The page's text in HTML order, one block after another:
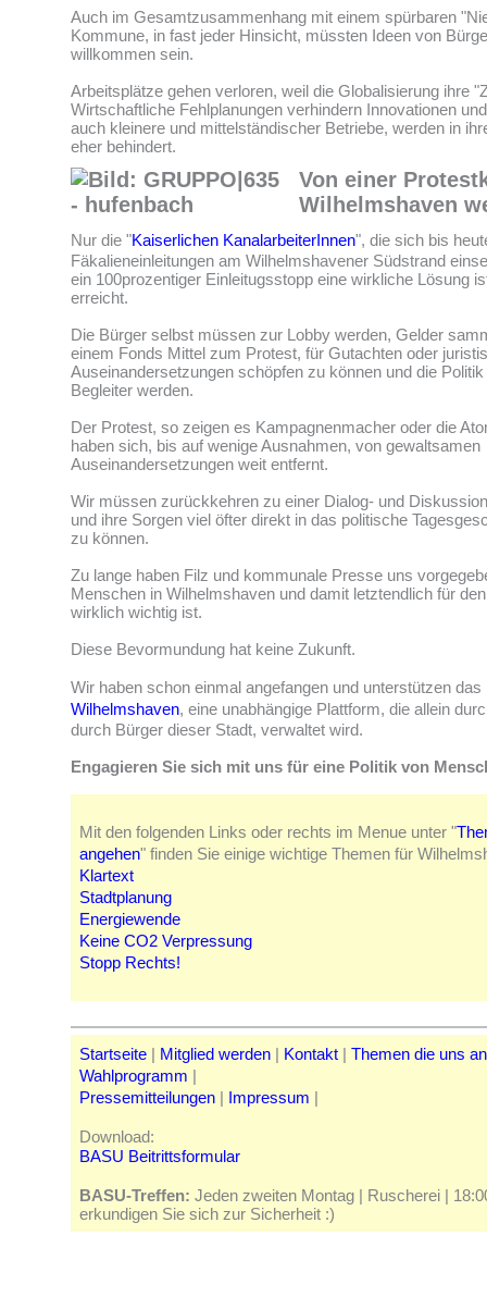
Auch im Gesamtzusammenhang mit einem spürbaren
Kommune, in fast jeder Hinsicht, müssten Ideen von
willkommen sein.
Arbeitsplätze gehen verloren, weil die Globalisierung ihre
Wirtschaftliche Fehlplanungen verhindern Innovationen
auch kleinere und mittelständischer Betriebe, werden in
eher behindert.
Von einer
Wilhelmshaven
Nur die "Kaiserlichen KanalarbeiterInnen", die sich bis
Fäkalieneinleitungen am Wilhelmshavener Südstrand
ein 100prozentiger Einleitugsstopp eine wirkliche Lösung
erreicht.
Die Bürger selbst müssen zur Lobby werden, Gelder
einem Fonds Mittel zum Protest, für Gutachten oder
Auseinandersetzungen schöpfen zu können und die
Begleiter werden.
Der Protest, so zeigen es Kampagnenmacher oder die
haben sich, bis auf wenige Ausnahmen, von gewaltsamen
Auseinandersetzungen weit entfernt.
Wir müssen zurückkehren zu einer Dialog- und
und ihre Sorgen viel öfter direkt in das politische
zu können.
Zu lange haben Filz und kommunale Presse uns
Menschen in Wilhelmshaven und damit letztendlich für
wirklich wichtig ist.
Diese Bevormundung hat keine Zukunft.
Wir haben schon einmal angefangen und unterstützen
Wilhelmshaven, eine unabhängige Plattform, die allein
durch Bürger dieser Stadt, verwaltet wird.
Engagieren Sie sich mit uns für eine Politik von
Mit den folgenden Links oder rechts im Menue unter "
angehen" finden Sie einige wichtige Themen für
Klartext
Stadtplanung
Energiewende
Keine CO2 Verpressung
Stopp Rechts!
Startseite | Mitglied werden | Kontakt | Themen die uns
Wahlprogramm |
Pressemitteilungen | Impressum |
Download:
BASU Beitrittsformular
BASU-Treffen: Jeden zweiten Montag | Ruscherei |
erkundigen Sie sich zur Sicherheit :)